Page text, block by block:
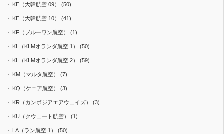
KE（大韓航空 09） (50)
KE（大韓航空 10） (41)
KF（ブルーワン航空） (1)
KL（KLMオランダ航空 1） (50)
KL（KLMオランダ航空 2） (59)
KM（マルタ航空） (7)
KQ（ケニア航空） (3)
KR（カンボジアエアウェイズ） (3)
KU（クウェート航空） (1)
LA（ラン航空 1） (50)